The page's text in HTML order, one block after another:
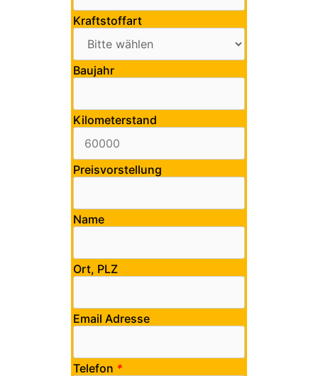
Kraftstoffart
Baujahr
Kilometerstand
Preisvorstellung
Name
Ort, PLZ
Email Adresse
Telefon *